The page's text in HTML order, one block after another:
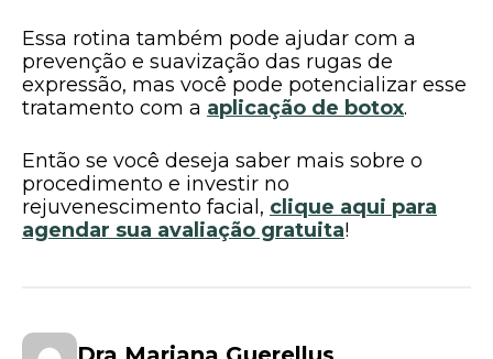
Essa rotina também pode ajudar com a
prevenção e suavização das rugas de
expressão, mas você pode potencializar esse
tratamento com a aplicação de botox.
Então se você deseja saber mais sobre o
procedimento e investir no
rejuvenescimento facial, clique aqui para
agendar sua avaliação gratuita!